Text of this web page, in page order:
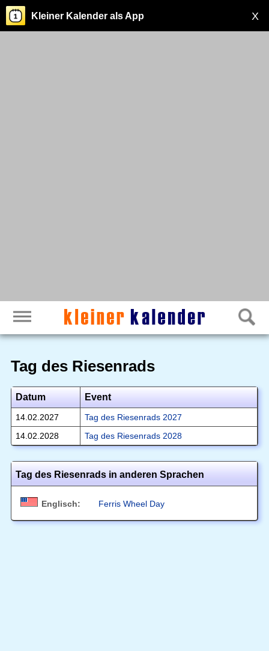
X
Kleiner Kalender als App
Tag des Riesenrads
Datum Event
14.02.2027
Tag des Riesenrads 2027
14.02.2028
Tag des Riesenrads 2028
Tag des Riesenrads in anderen Sprachen
Englisch: Ferris Wheel Day